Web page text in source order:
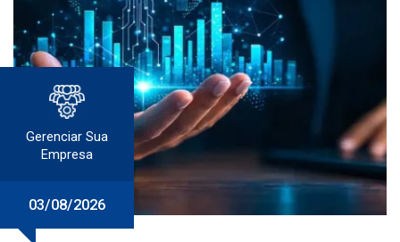
Gerenciar Sua
Empresa
03/08/2026